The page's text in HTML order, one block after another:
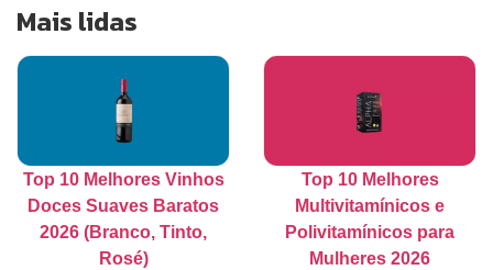
Mais lidas
Top 10 Melhores Vinhos
Doces Suaves Baratos
2026 (Branco, Tinto,
Rosé)
Top 10 Melhores
Multivitamínicos e
Polivitamínicos para
Mulheres 2026